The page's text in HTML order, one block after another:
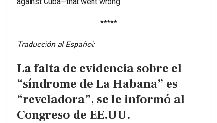
*****
Traducción al Español:
La falta de evidencia sobre el
“síndrome de La Habana” es
“reveladora”, se le informó al
Congreso de EE.UU.